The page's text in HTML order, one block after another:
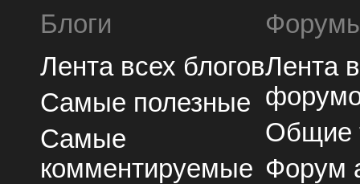
Блоги
Лента всех блогов
Самые полезные
Самые
комментируемые
Лента
Общие
Форум